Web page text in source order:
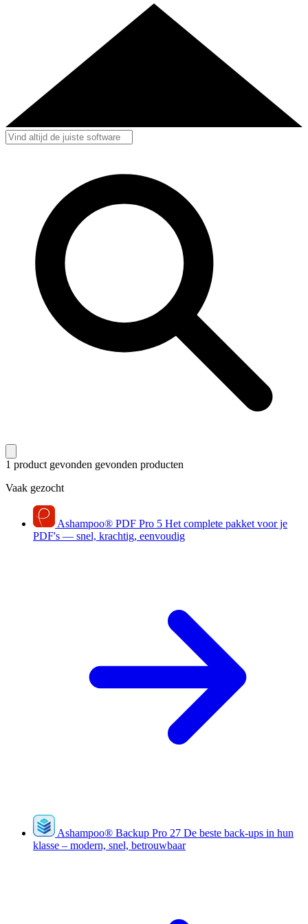
1 product gevonden gevonden producten
Vaak gezocht
Ashampoo® PDF Pro 5 Het complete pakket voor je
PDF's — snel, krachtig, eenvoudig
Ashampoo® Backup Pro 27 De beste back-ups in hun
klasse – modern, snel, betrouwbaar